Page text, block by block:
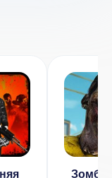
Зомби